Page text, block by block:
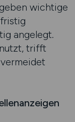
wichtige
angelegt.
trifft